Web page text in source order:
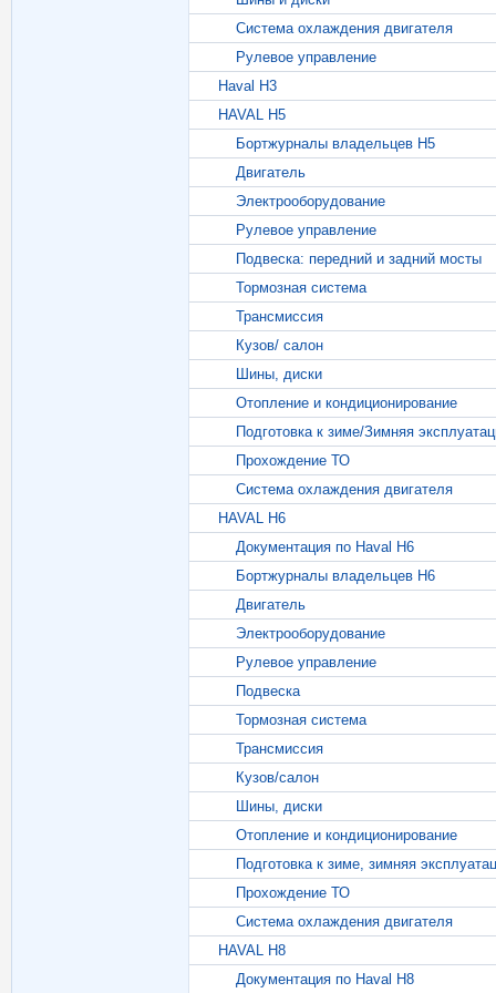
Система охлаждения двигателя
Рулевое управление
Haval H3
HAVAL H5
Бортжурналы владельцев Н5
Двигатель
Электрооборудование
Рулевое управление
Подвеска: передний и задний мосты
Тормозная система
Трансмиссия
Кузов/ салон
Шины, диски
Отопление и кондиционирование
Подготовка к зиме/Зимняя
Прохождение ТО
Система охлаждения двигателя
HAVAL H6
Документация по Haval H6
Бортжурналы владельцев Н6
Двигатель
Электрооборудование
Рулевое управление
Подвеска
Тормозная система
Трансмиссия
Кузов/салон
Шины, диски
Отопление и кондиционирование
Подготовка к зиме, зимняя
Прохождение ТО
Система охлаждения двигателя
HAVAL H8
Документация по Haval H8